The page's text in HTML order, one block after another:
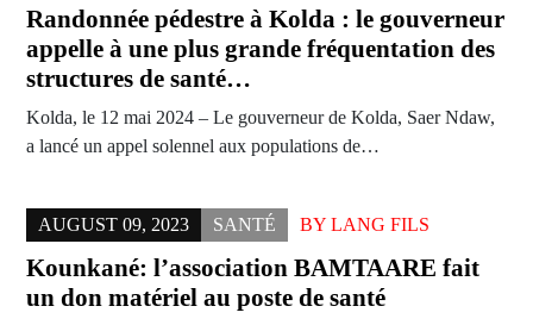
Randonnée pédestre à Kolda : le gouverneur
appelle à une plus grande fréquentation des
structures de santé…
Kolda, le 12 mai 2024 – Le gouverneur de Kolda, Saer Ndaw,
a lancé un appel solennel aux populations de…
AUGUST 09, 2023 SANTÉ BY LANG FILS
Kounkané: l’association BAMTAARE fait
un don matériel au poste de santé